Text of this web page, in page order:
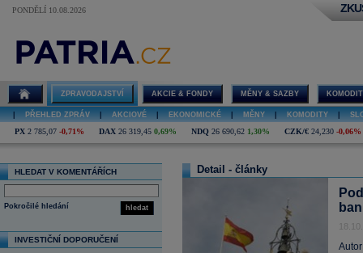
PONDĚLÍ 10.08.2026
ZPRAVODAJSTVÍ AKCIE & FONDY MĚNY & SAZBY
PŘEHLED ZPRÁV AKCIOVÉ EKONOMICKÉ MĚNY KOMODITY
PX 2 785,07 -0,71% DAX 26 319,45 0,69% NDQ 26 690,62 1,30% CZK/€ 24,230 -0,06%
HLEDAT V KOMENTÁŘÍCH
hledat
Pokročilé hledání
INVESTIČNÍ DOPORUČENÍ
Detail - články